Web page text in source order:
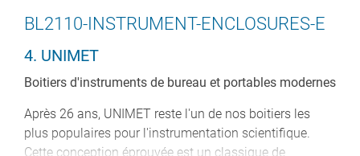
BL2110-INSTRUMENT-ENCLOSURES-E
4. UNIMET
Boitiers d'instruments de bureau et portables modernes
Après 26 ans, UNIMET reste l'un de nos boitiers les
plus populaires pour l'instrumentation scientifique.
Cette conception éprouvée est un classique de